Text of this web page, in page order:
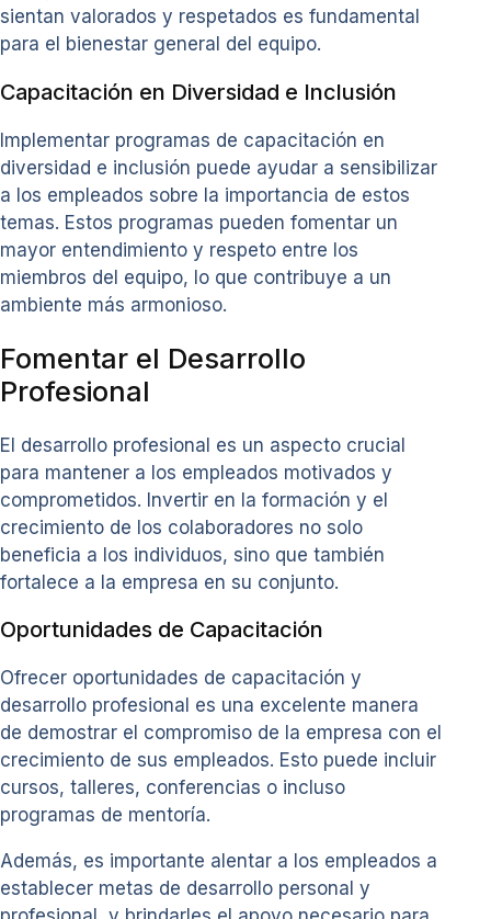
sientan valorados y respetados es fundamental
para el bienestar general del equipo.
Capacitación en Diversidad e Inclusión
Implementar programas de capacitación en
diversidad e inclusión puede ayudar a sensibilizar
a los empleados sobre la importancia de estos
temas. Estos programas pueden fomentar un
mayor entendimiento y respeto entre los
miembros del equipo, lo que contribuye a un
ambiente más armonioso.
Fomentar el Desarrollo
Profesional
El desarrollo profesional es un aspecto crucial
para mantener a los empleados motivados y
comprometidos. Invertir en la formación y el
crecimiento de los colaboradores no solo
beneficia a los individuos, sino que también
fortalece a la empresa en su conjunto.
Oportunidades de Capacitación
Ofrecer oportunidades de capacitación y
desarrollo profesional es una excelente manera
de demostrar el compromiso de la empresa con el
crecimiento de sus empleados. Esto puede incluir
cursos, talleres, conferencias o incluso
programas de mentoría.
Además, es importante alentar a los empleados a
establecer metas de desarrollo personal y